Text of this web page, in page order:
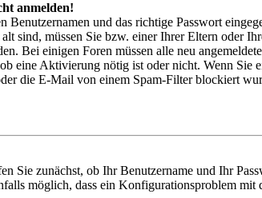
anmelden!
Benutzernamen und das richtige Passwort
alt sind, müssen Sie bzw. einer Ihrer Eltern oder
Bei einigen Foren müssen alle neu
eine Aktivierung nötig ist oder nicht. Wenn
die E-Mail von einem Spam-Filter blockiert
Sie zunächst, ob Ihr Benutzername und Ihr
möglich, dass ein Konfigurationsproblem